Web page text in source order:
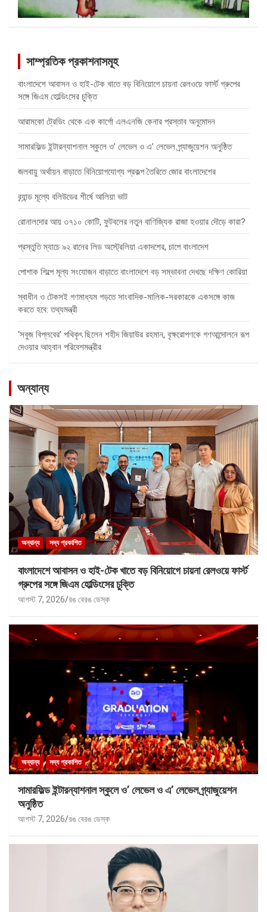
সাম্প্রতিক প্রকাশনাসমূহ
বাংলাদেশে আবাসন ও হাই-টেক খাতে বড় বিনিয়োগে চায়না রেলওয়ে ফার্স্ট গ্রুপের
সঙ্গে জিএম হোল্ডিংসের চুক্তি
আরামকো ট্রেডিং থেকে এক কার্গো এলএনজি কেনার প্রস্তাব অনুমোদন
সামারফিল্ড ইন্টারন্যাশনাল স্কুলে ও’ লেভেল ও এ’ লেভেল গ্র্যাজুয়েশন অনুষ্ঠিত
জলবায়ু অর্থায়ন বাড়াতে বিনিয়োগযোগ্য প্রকল্প তৈরিতে জোর বাংলাদেশের
ব্র্যান্ড মূল্যে বলিউডের শীর্ষে আলিয়া ভাট
রোনালদোর আয় ৩৭১০ কোটি, ফুটবলের নতুন বাণিজ্যিক রাজা হওয়ার দৌড়ে কারা?
প্রস্তুতি ম্যাচে ৯২ রানের লিড অস্ট্রেলিয়া একাদশের, চাপে বাংলাদেশ
পোশাক শিল্পে মূল্য সংযোজন বাড়াতে বাংলাদেশে বড় সম্ভাবনা দেখছে দক্ষিণ কোরিয়া
স্বাধীন ও টেকসই গণমাধ্যম গড়তে সাংবাদিক-মালিক-সরকারকে একসঙ্গে কাজ
করতে হবে: তথ্যমন্ত্রী
‘সবুজ বিপ্লবের’ পথিকৃৎ ছিলেন শহীদ জিয়াউর রহমান, বৃক্ষরোপণকে গণআন্দোলনে রূপ
দেওয়ার আহ্বান পরিবেশমন্ত্রীর
অন্যান্য
অন্যান্য সদ্য প্রকাশিত
বাংলাদেশে আবাসন ও হাই-টেক খাতে বড় বিনিয়োগে চায়না রেলওয়ে ফার্স্ট
গ্রুপের সঙ্গে জিএম হোল্ডিংসের চুক্তি
আগস্ট 7, 2026 রঙ বেরঙ ডেস্ক
অন্যান্য সদ্য প্রকাশিত
সামারফিল্ড ইন্টারন্যাশনাল স্কুলে ও’ লেভেল ও এ’ লেভেল গ্র্যাজুয়েশন
অনুষ্ঠিত
আগস্ট 7, 2026 রঙ বেরঙ ডেস্ক